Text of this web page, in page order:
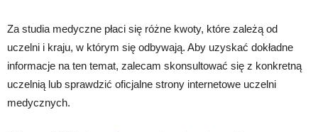
Za studia medyczne płaci się różne kwoty, które zależą od
uczelni i kraju, w którym się odbywają. Aby uzyskać dokładne
informacje na ten temat, zalecam skonsultować się z konkretną
uczelnią lub sprawdzić oficjalne strony internetowe uczelni
medycznych.